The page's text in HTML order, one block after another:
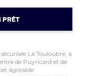
PRÊT
La Touloubre, à
de Puyricard et de
agréable